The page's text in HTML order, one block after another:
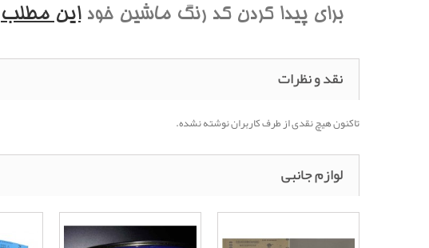
برای پیدا کردن کد رنگ ماشین خوداین مطلب
نقد و نظرات
تاکنون هیچ نقدی از طرف کاربران نوشته نشده.
لوازم جانبی